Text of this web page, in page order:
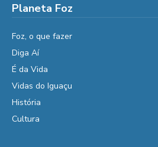
Planeta Foz
Foz, o que fazer
Diga Aí
É da Vida
Vidas do Iguaçu
História
Cultura